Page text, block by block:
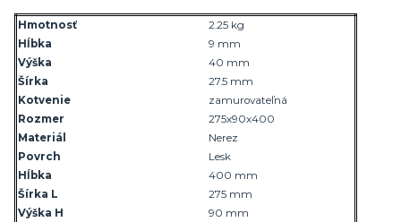
Hmotnosť
2.25 kg
Hĺbka
9 mm
Výška
40 mm
Šírka
27.5 mm
Kotvenie
zamurovateľná
Rozmer
275x90x400
Materiál
Nerez
Povrch
Lesk
Hĺbka
400 mm
Šírka L
275 mm
Výška H
90 mm